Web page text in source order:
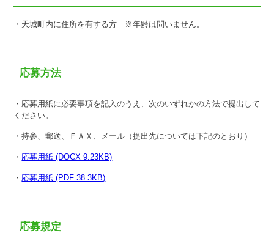
・天城町内に住所を有する方 ※年齢は問いません。
応募方法
・応募用紙に必要事項を記入のうえ、次のいずれかの方法で提出して
ください。
・持参、郵送、ＦＡＸ、メール（提出先については下記のとおり）
・ 応募用紙 (DOCX 9.23KB)
・ 応募用紙 (PDF 38.3KB)
応募規定